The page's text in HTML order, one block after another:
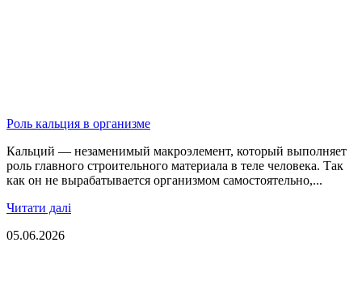
Роль кальция в организме
Кальций — незаменимый макроэлемент, который выполняет
роль главного строительного материала в теле человека. Так
как он не вырабатывается организмом самостоятельно,...
Читати далі
05.06.2026